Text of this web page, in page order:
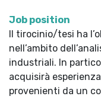
Job position
Il tirocinio/tesi ha
nell’ambito
industriali. In
acquisirà
provenienti da un